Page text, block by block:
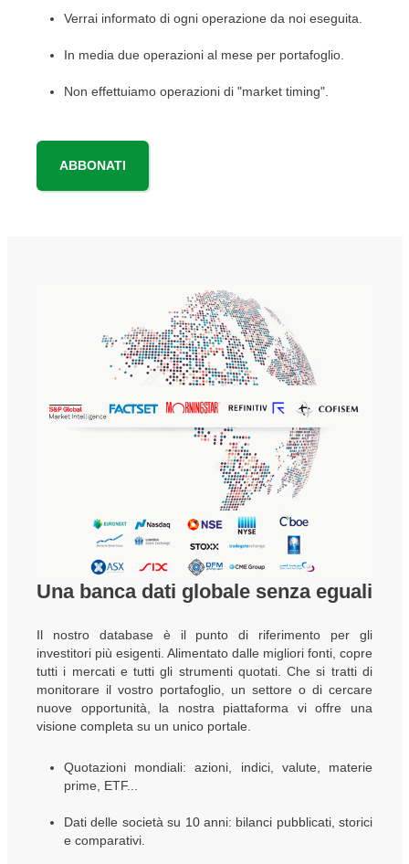
Verrai informato di ogni operazione da noi eseguita.
In media due operazioni al mese per portafoglio.
Non effettuiamo operazioni di "market timing".
ABBONATI
Una banca dati globale senza eguali
Il nostro database è il punto di riferimento per gli
investitori più esigenti. Alimentato dalle migliori fonti, copre
tutti i mercati e tutti gli strumenti quotati. Che si tratti di
monitorare il vostro portafoglio, un settore o di cercare
nuove opportunità, la nostra piattaforma vi offre una
visione completa su un unico portale.
Quotazioni mondiali: azioni, indici, valute, materie
prime, ETF...
Dati delle società su 10 anni: bilanci pubblicati, storici
e comparativi.